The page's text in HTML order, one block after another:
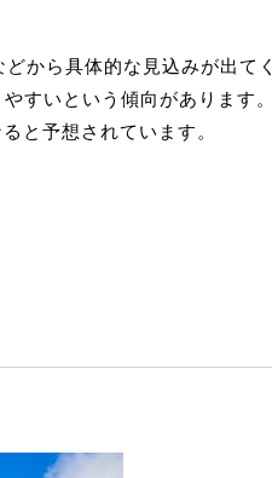
から具体的な見込みが出てく
すいという傾向があります。
と予想されています。